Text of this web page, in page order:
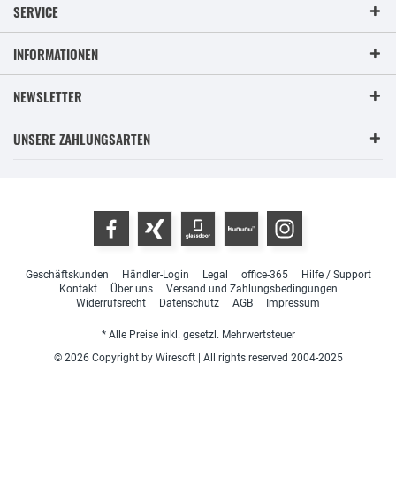
SERVICE
INFORMATIONEN
NEWSLETTER
UNSERE ZAHLUNGSARTEN
Geschäftskunden Händler-Login Legal office-365
Hilfe / Support
Kontakt
Über uns
Versand und Zahlungsbedingungen
Widerrufsrecht
Datenschutz AGB Impressum
* Alle Preise inkl. gesetzl. Mehrwertsteuer
© 2026 Copyright by Wiresoft | All rights reserved 2004-2025